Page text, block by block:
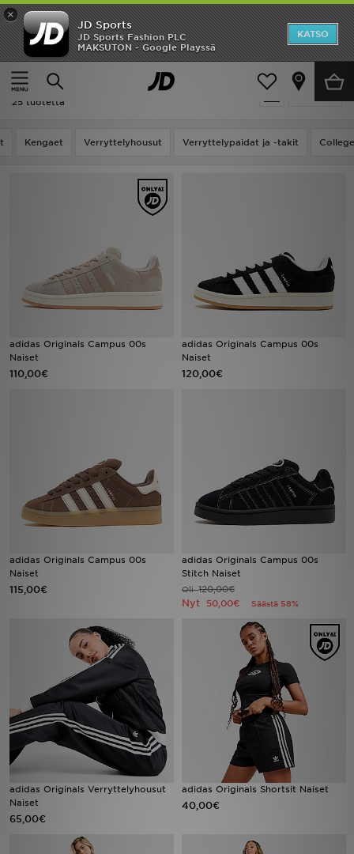
×
JD Sports
JD Sports Fashion PLC
MAKSUTON - Google Playssä
KATSO
Etusivu
Adidas Adidas Originals Classics
Suodata
Adidas Adidas Originals Classics
25 tuotetta
Kengaet Verryttelyhousut Verryttelypaidat ja -takit
adidas Originals Campus 00s
Naiset
110,00€
adidas Originals Campus 00s
Naiset
120,00€
adidas Originals Campus 00s
Naiset
115,00€
adidas Originals Campus 00s
Stitch Naiset
Oli120,00€
Nyt 50,00€ Säästä 58%
adidas Originals Verryttelyhousut
Naiset
65,00€
adidas Originals Shortsit Naiset
40,00€
Etusivu
Ale
Uutuudet
Tuotemerkit
Jalkapallo
Minun viestini